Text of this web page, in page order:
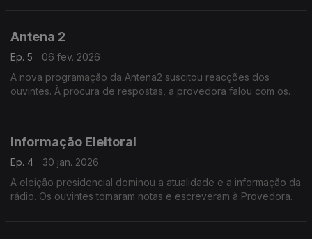
Antena 2
Ep. 5
06 fev. 2026
A nova programação da Antena2 suscitou reacções dos
ouvintes. À procura de respostas, a provedora falou com os
Informação Eleitoral
Ep. 4
30 jan. 2026
A eleição presidencial dominou a atualidade e a informação da
rádio. Os ouvintes tomaram notas e escreveram à Provedora.